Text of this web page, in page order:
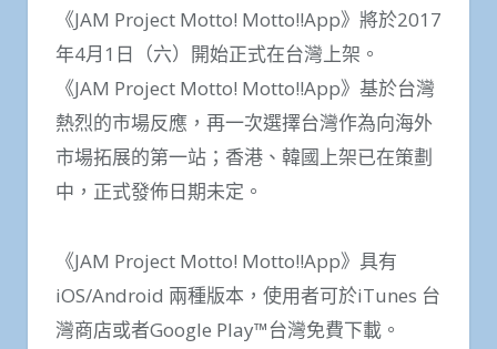
《JAM Project Motto! Motto!!App》將於2017
年4月1日（六）開始正式在台灣上架。
《JAM Project Motto! Motto!!App》基於台灣
熱烈的市場反應，再一次選擇台灣作為向海外
市場拓展的第一站；香港、韓國上架已在策劃
中，正式發佈日期未定。
《JAM Project Motto! Motto!!App》具有
iOS/Android 兩種版本，使用者可於iTunes 台
灣商店或者Google Play™台灣免費下載。